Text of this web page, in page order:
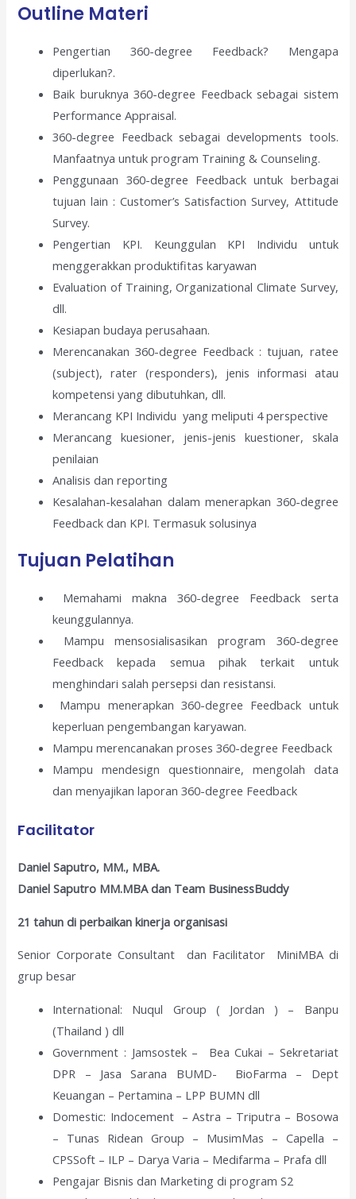
Outline Materi
Pengertian 360-degree Feedback? Mengapa
diperlukan?.
Baik buruknya 360-degree Feedback sebagai sistem
Performance Appraisal.
360-degree Feedback sebagai developments tools.
Manfaatnya untuk program Training & Counseling.
Penggunaan 360-degree Feedback untuk berbagai
tujuan lain : Customer’s Satisfaction Survey, Attitude
Survey.
Pengertian KPI. Keunggulan KPI Individu untuk
menggerakkan produktifitas karyawan
Evaluation of Training, Organizational Climate Survey,
dll.
Kesiapan budaya perusahaan.
Merencanakan 360-degree Feedback : tujuan, ratee
(subject), rater (responders), jenis informasi atau
kompetensi yang dibutuhkan, dll.
Merancang KPI Individu yang meliputi 4 perspective
Merancang kuesioner, jenis-jenis kuestioner, skala
penilaian
Analisis dan reporting
Kesalahan-kesalahan dalam menerapkan 360-degree
Feedback dan KPI. Termasuk solusinya
Tujuan Pelatihan
Memahami makna 360-degree Feedback serta
keunggulannya.
Mampu mensosialisasikan program 360-degree
Feedback kepada semua pihak terkait untuk
menghindari salah persepsi dan resistansi.
Mampu menerapkan 360-degree Feedback untuk
keperluan pengembangan karyawan.
Mampu merencanakan proses 360-degree Feedback
Mampu mendesign questionnaire, mengolah data
dan menyajikan laporan 360-degree Feedback
Facilitator
Daniel Saputro, MM., MBA.
Daniel Saputro MM.MBA dan Team BusinessBuddy
21 tahun di perbaikan kinerja organisasi
Senior Corporate Consultant dan Facilitator MiniMBA di
grup besar
International: Nuqul Group ( Jordan ) – Banpu
(Thailand ) dll
Government : Jamsostek – Bea Cukai – Sekretariat
DPR – Jasa Sarana BUMD- BioFarma – Dept
Keuangan – Pertamina – LPP BUMN dll
Domestic: Indocement – Astra – Triputra – Bosowa
– Tunas Ridean Group – MusimMas – Capella –
CPSSoft – ILP – Darya Varia – Medifarma – Prafa dll
Pengajar Bisnis dan Marketing di program S2